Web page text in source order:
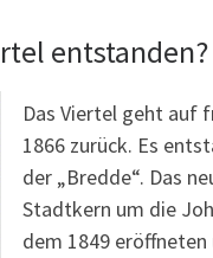
entstanden?
Das Viertel geht auf
1866 zurück. Es
der „Bredde“. Das
Stadtkern um die
dem 1849